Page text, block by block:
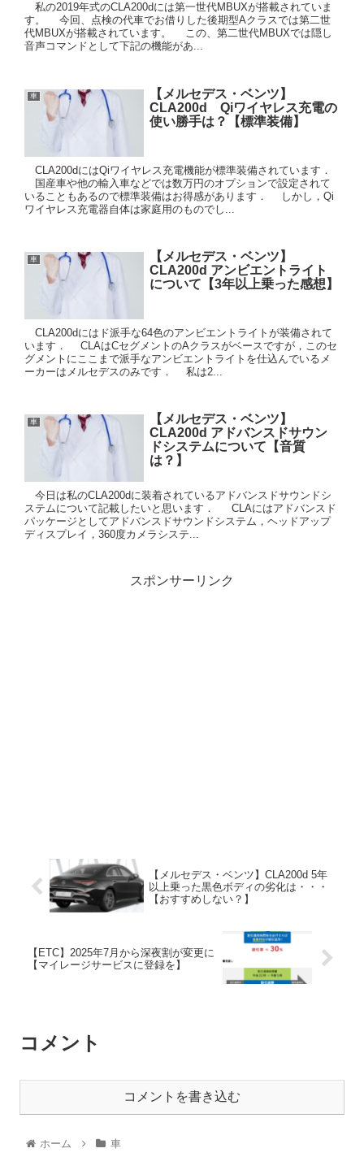
私の2019年式のCLA200dには第一世代MBUXが搭載されていま
す。 今回、点検の代車でお借りした後期型Aクラスでは第二世
代MBUXが搭載されています。 この、第二世代MBUXでは隠し
音声コマンドとして下記の機能があ...
車
【メルセデス・ベンツ】
CLA200d Qiワイヤレス充電の
使い勝手は？【標準装備】
CLA200dにはQiワイヤレス充電機能が標準装備されています．
国産車や他の輸入車などでは数万円のオプションで設定されて
いることもあるので標準装備はお得感があります． しかし，Qi
ワイヤレス充電器自体は家庭用のものでし...
車
【メルセデス・ベンツ】
CLA200d アンビエントライト
について【3年以上乗った感想】
CLA200dにはド派手な64色のアンビエントライトが装備されて
います． CLAはCセグメントのAクラスがベースですが，このセ
グメントにここまで派手なアンビエントライトを仕込んでいるメ
ーカーはメルセデスのみです． 私は2...
車
【メルセデス・ベンツ】
CLA200d アドバンスドサウン
ドシステムについて【音質
は？】
今日は私のCLA200dに装着されているアドバンスドサウンドシ
ステムについて記載したいと思います． CLAにはアドバンスド
パッケージとしてアドバンスドサウンドシステム，ヘッドアップ
ディスプレイ，360度カメラシステ...
スポンサーリンク
【メルセデス・ベンツ】CLA200d 5年
以上乗った黒色ボディの劣化は・・・
【おすすめしない？】
【ETC】2025年7月から深夜割が変更に
【マイレージサービスに登録を】
コメント
コメントを書き込む
ホーム 車